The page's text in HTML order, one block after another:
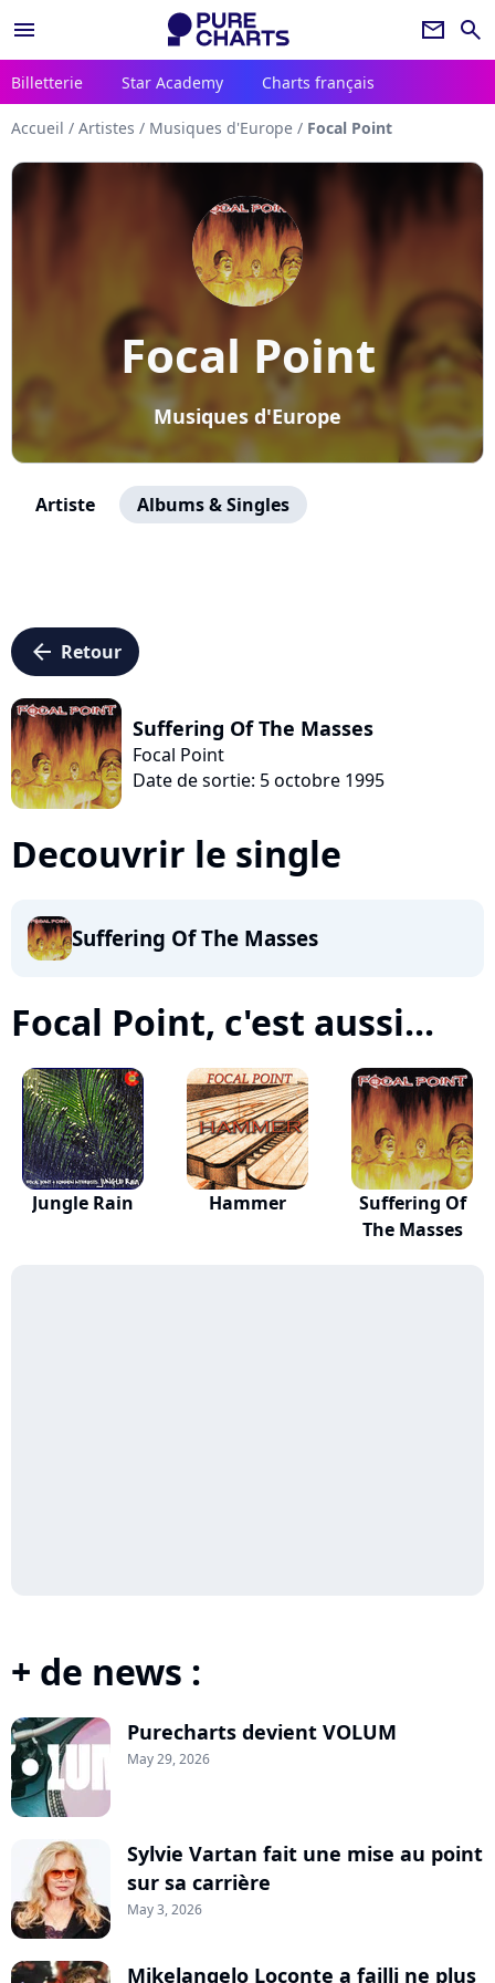
menu newsletter search
Billetterie Star Academy Charts français
Accueil / Artistes / Musiques d'Europe / Focal Point
Focal Point
Musiques d'Europe
Artiste Albums & Singles
arrow_left Retour
Suffering Of The Masses
Focal Point
Date de sortie: 5 octobre 1995
Decouvrir le single
Suffering Of The Masses
Focal Point, c'est aussi...
Jungle Rain Hammer
Suffering Of
The Masses
+ de news :
Purecharts devient VOLUM
May 29, 2026
Sylvie Vartan fait une mise au point
sur sa carrière
May 3, 2026
Mikelangelo Loconte a failli ne plus